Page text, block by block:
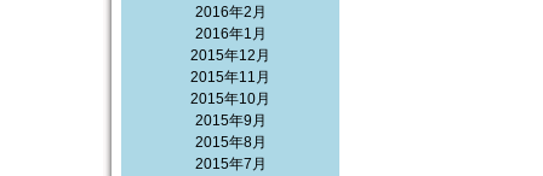
2016年2月
2016年1月
2015年12月
2015年11月
2015年10月
2015年9月
2015年8月
2015年7月